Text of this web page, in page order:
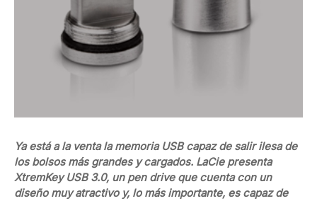
Ya está a la venta la memoria USB capaz de salir ilesa de
los bolsos más grandes y cargados. LaCie presenta
XtremKey USB 3.0, un pen drive que cuenta con un
diseño muy atractivo y, lo más importante, es capaz de